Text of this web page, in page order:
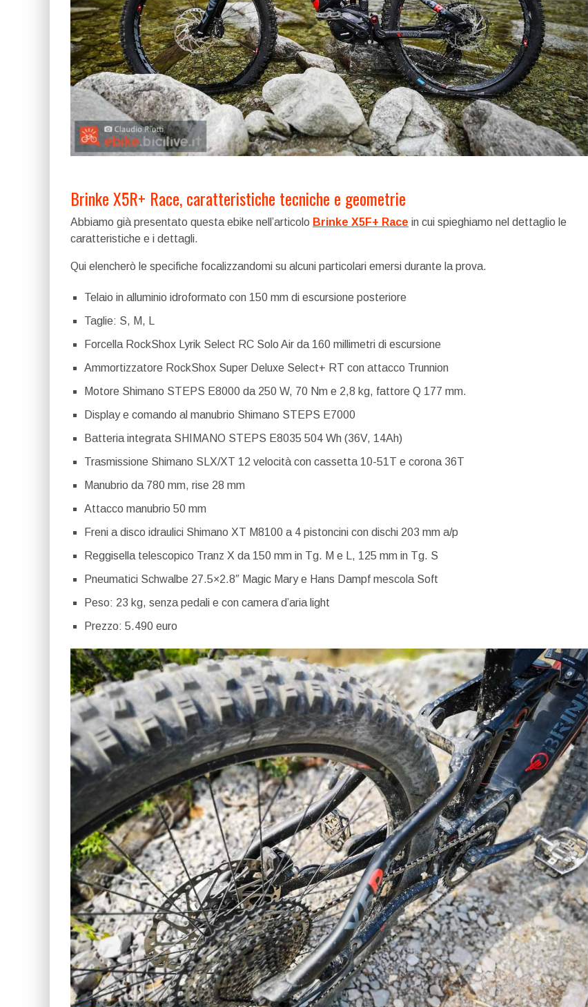
Brinke X5R+ Race, caratteristiche tecniche e geometrie
Abbiamo già presentato questa ebike nell’articolo Brinke X5F+ Race in cui spieghiamo nel dettaglio le
caratteristiche e i dettagli.
Qui elencherò le specifiche focalizzandomi su alcuni particolari emersi durante la prova.
Telaio in alluminio idroformato con 150 mm di escursione posteriore
Taglie: S, M, L
Forcella RockShox Lyrik Select RC Solo Air da 160 millimetri di escursione
Ammortizzatore RockShox Super Deluxe Select+ RT con attacco Trunnion
Motore Shimano STEPS E8000 da 250 W, 70 Nm e 2,8 kg, fattore Q 177 mm.
Display e comando al manubrio Shimano STEPS E7000
Batteria integrata SHIMANO STEPS E8035 504 Wh (36V, 14Ah)
Trasmissione Shimano SLX/XT 12 velocità con cassetta 10-51T e corona 36T
Manubrio da 780 mm, rise 28 mm
Attacco manubrio 50 mm
Freni a disco idraulici Shimano XT M8100 a 4 pistoncini con dischi 203 mm a/p
Reggisella telescopico Tranz X da 150 mm in Tg. M e L, 125 mm in Tg. S
Pneumatici Schwalbe 27.5×2.8″ Magic Mary e Hans Dampf mescola Soft
Peso: 23 kg, senza pedali e con camera d’aria light
Prezzo: 5.490 euro